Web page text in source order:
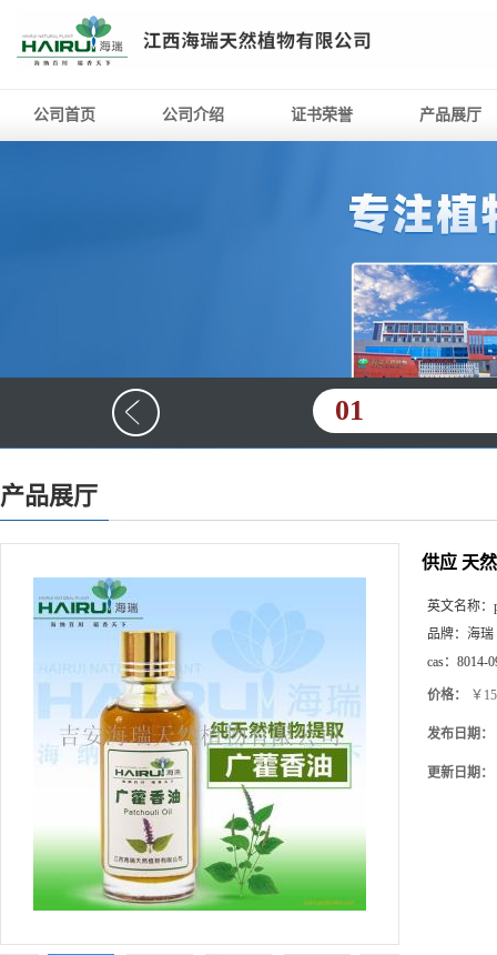
公司首页 公司介绍 证书荣誉 产品展厅
01
产品展厅
供应 天
英文名称：
品牌： 海瑞
cas： 8014-
价格： ￥
发布日期：
更新日期：